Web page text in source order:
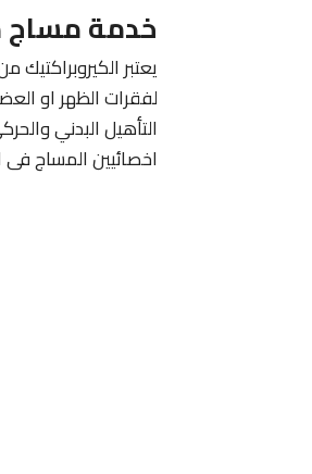
خدمة مساج
يعتبر
لفقرات الظهر او
التأهيل البدني
اخصائيين المساج